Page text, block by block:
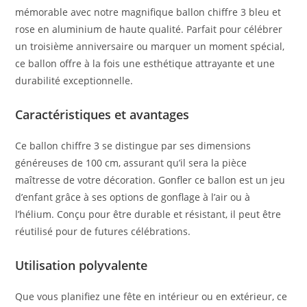
mémorable avec notre magnifique ballon chiffre 3 bleu et
rose en aluminium de haute qualité. Parfait pour célébrer
un troisième anniversaire ou marquer un moment spécial,
ce ballon offre à la fois une esthétique attrayante et une
durabilité exceptionnelle.
Caractéristiques et avantages
Ce ballon chiffre 3 se distingue par ses dimensions
généreuses de 100 cm, assurant qu’il sera la pièce
maîtresse de votre décoration. Gonfler ce ballon est un jeu
d’enfant grâce à ses options de gonflage à l’air ou à
l’hélium. Conçu pour être durable et résistant, il peut être
réutilisé pour de futures célébrations.
Utilisation polyvalente
Que vous planifiez une fête en intérieur ou en extérieur, ce